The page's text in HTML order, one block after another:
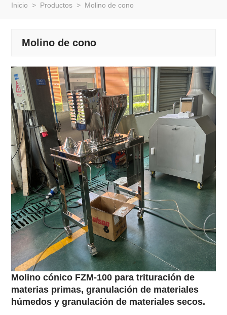
Inicio > Productos > Molino de cono
Molino de cono
Molino cónico FZM-100 para trituración de
materias primas, granulación de materiales
húmedos y granulación de materiales secos.